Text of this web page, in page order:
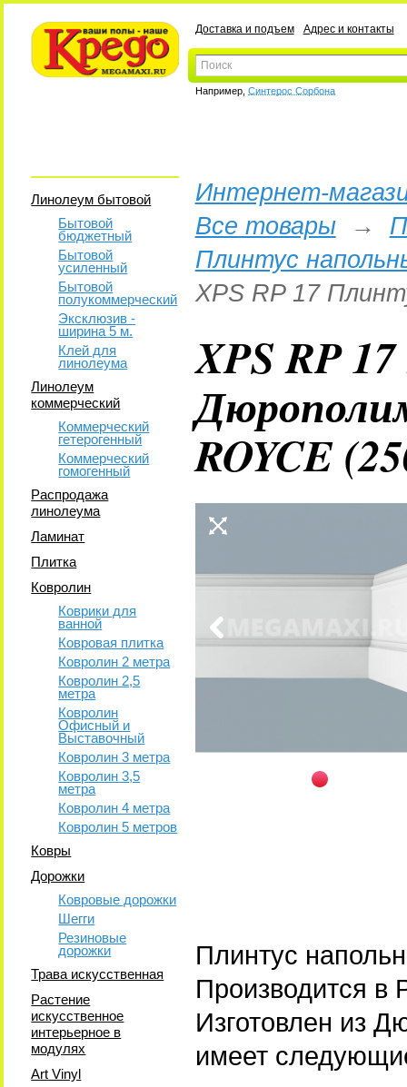
Доставка и подъем Адрес и контакты
Например, Синтерос Сорбона
Линолеум бытовой
Бытовой
бюджетный
Бытовой
усиленный
Бытовой
полукоммерческий
Эксклюзив -
ширина 5 м.
Клей для
линолеума
Линолеум
коммерческий
Коммерческий
гетерогенный
Коммерческий
гомогенный
Распродажа
линолеума
Ламинат
Плитка
Ковролин
Коврики для
ванной
Ковровая плитка
Ковролин 2 метра
Ковролин 2,5
метра
Ковролин
Офисный и
Выставочный
Ковролин 3 метра
Ковролин 3,5
метра
Ковролин 4 метра
Ковролин 5 метров
Ковры
Дорожки
Ковровые дорожки
Шегги
Резиновые
дорожки
Трава искусственная
Растение
искусственное
интерьерное в
модулях
Art Vinyl
Интернет-
Все товары→
Плинтус
XPS RP 17
XPS RP
ROYCE
Плинтус
Производится в
Изготовлен из
имеет